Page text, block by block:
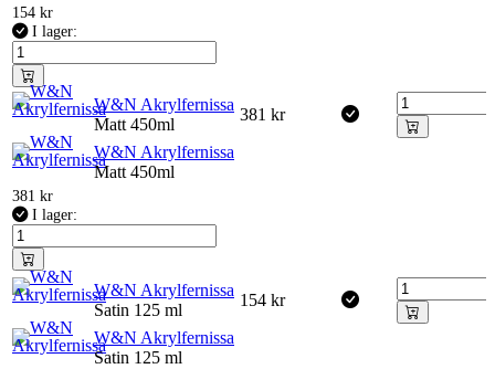
154 kr
I lager:
W&N Akrylfernissa
Matt 450ml
381 kr
W&N Akrylfernissa
Matt 450ml
381 kr
I lager:
W&N Akrylfernissa
Satin 125 ml
154 kr
W&N Akrylfernissa
Satin 125 ml